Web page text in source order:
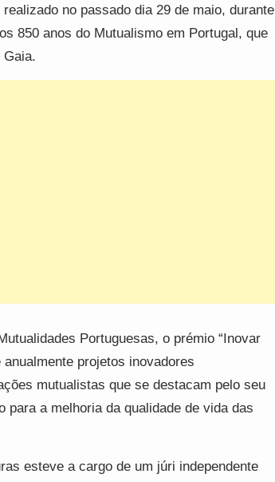
no passado dia 29 de maio, durante
850 anos do Mutualismo em Portugal, que
Gaia.
Portuguesas, o prémio “Inovar
anualmente projetos inovadores
mutualistas que se destacam pelo seu
para a melhoria da qualidade de vida das
esteve a cargo de um júri independente